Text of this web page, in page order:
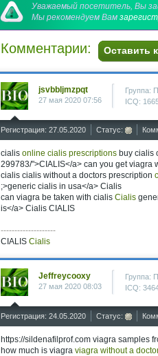
Уважаемый посетитель, Вы
Мы рекомендуем Вам
Комментарии: Оставить
jsvbbljmzpqt
27 мая 2020 07:56
Группа:
ICQ:
Регистрация: 27.05.2020 Статус:
cialis online cialis prescriptions buy cialis
299783/">CIALIS</a> can you get viagra
cialis cialis without a doctors prescription
;>generic cialis in usa</a> Cialis
can viagra be taken with cialis Cialis
is</a> Cialis CIALIS
--------------------
CIALIS Cialis
Jeffreycooxy
27 мая 2020 08:03
Группа:
ICQ:
Регистрация: 24.05.2020 Статус:
https://sildenafilprof.com viagra samples
how much is viagra viagra without a